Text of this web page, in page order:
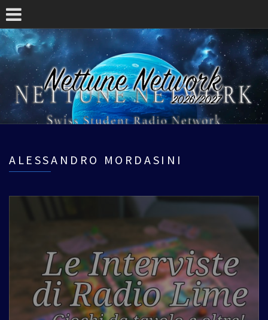
ALESSANDRO MORDASINI